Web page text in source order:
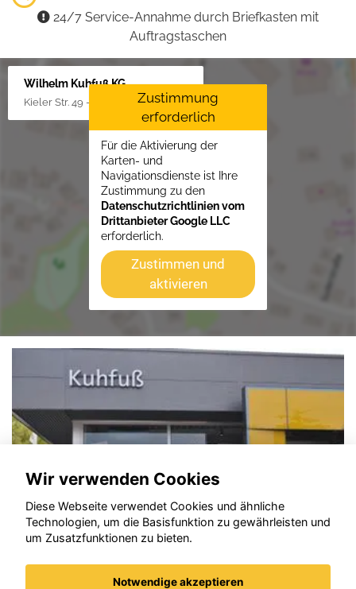
24/7 Service-Annahme durch Briefkasten mit
Auftragstaschen
Wilhelm Kuhfuß KG
Kieler Str. 49 - 51, 25451 Quickborn
Zustimmung
erforderlich
Für die Aktivierung der
Karten- und
Navigationsdienste ist Ihre
Zustimmung zu den
Datenschutzrichtlinien vom
Drittanbieter Google LLC
erforderlich.
Zustimmen und
aktivieren
Wir verwenden Cookies
Diese Webseite verwendet Cookies und ähnliche
Technologien, um die Basisfunktion zu gewährleisten und
um Zusatzfunktionen zu bieten.
Notwendige akzeptieren